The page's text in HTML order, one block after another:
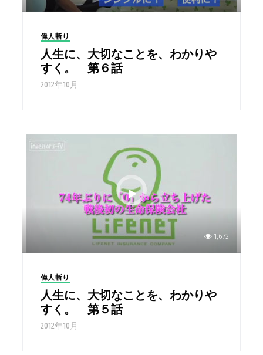
偉人斬り
人生に、大切なことを、わかりや
すく。 第６話
2012年10月
1,672
偉人斬り
人生に、大切なことを、わかりや
すく。 第５話
2012年10月